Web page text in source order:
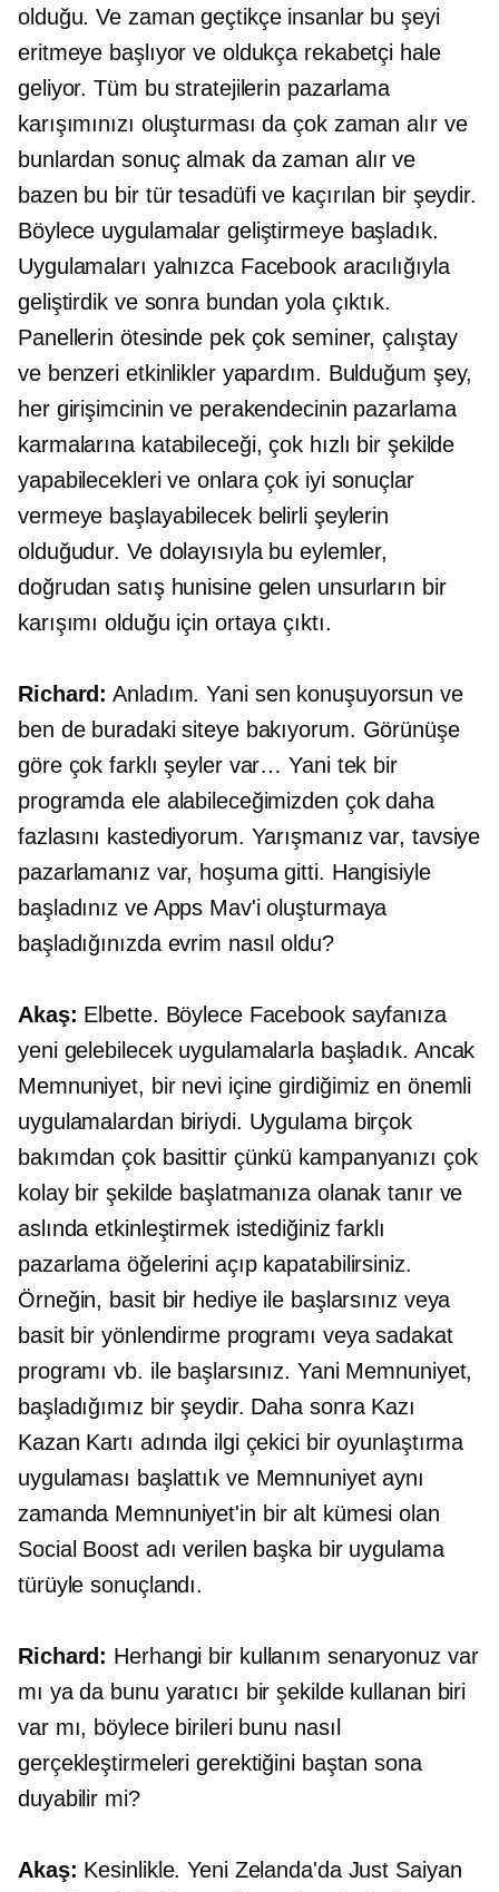
olduğu. Ve zaman geçtikçe insanlar bu şeyi
eritmeye başlıyor ve oldukça rekabetçi hale
geliyor. Tüm bu stratejilerin pazarlama
karışımınızı oluşturması da çok zaman alır ve
bunlardan sonuç almak da zaman alır ve
bazen bu bir tür tesadüfi ve kaçırılan bir şeydir.
Böylece uygulamalar geliştirmeye başladık.
Uygulamaları yalnızca Facebook aracılığıyla
geliştirdik ve sonra bundan yola çıktık.
Panellerin ötesinde pek çok seminer, çalıştay
ve benzeri etkinlikler yapardım. Bulduğum şey,
her girişimcinin ve perakendecinin pazarlama
karmalarına katabileceği, çok hızlı bir şekilde
yapabilecekleri ve onlara çok iyi sonuçlar
vermeye başlayabilecek belirli şeylerin
olduğudur. Ve dolayısıyla bu eylemler,
doğrudan satış hunisine gelen unsurların bir
karışımı olduğu için ortaya çıktı.
Richard: Anladım. Yani sen konuşuyorsun ve
ben de buradaki siteye bakıyorum. Görünüşe
göre çok farklı şeyler var… Yani tek bir
programda ele alabileceğimizden çok daha
fazlasını kastediyorum. Yarışmanız var, tavsiye
pazarlamanız var, hoşuma gitti. Hangisiyle
başladınız ve Apps Mav'i oluşturmaya
başladığınızda evrim nasıl oldu?
Akaş: Elbette. Böylece Facebook sayfanıza
yeni gelebilecek uygulamalarla başladık. Ancak
Memnuniyet, bir nevi içine girdiğimiz en önemli
uygulamalardan biriydi. Uygulama birçok
bakımdan çok basittir çünkü kampanyanızı çok
kolay bir şekilde başlatmanıza olanak tanır ve
aslında etkinleştirmek istediğiniz farklı
pazarlama öğelerini açıp kapatabilirsiniz.
Örneğin, basit bir hediye ile başlarsınız veya
basit bir yönlendirme programı veya sadakat
programı vb. ile başlarsınız. Yani Memnuniyet,
başladığımız bir şeydir. Daha sonra Kazı
Kazan Kartı adında ilgi çekici bir oyunlaştırma
uygulaması başlattık ve Memnuniyet aynı
zamanda Memnuniyet'in bir alt kümesi olan
Social Boost adı verilen başka bir uygulama
türüyle sonuçlandı.
Richard: Herhangi bir kullanım senaryonuz var
mı ya da bunu yaratıcı bir şekilde kullanan biri
var mı, böylece birileri bunu nasıl
gerçekleştirmeleri gerektiğini baştan sona
duyabilir mi?
Akaş: Kesinlikle. Yeni Zelanda'da Just Saiyan